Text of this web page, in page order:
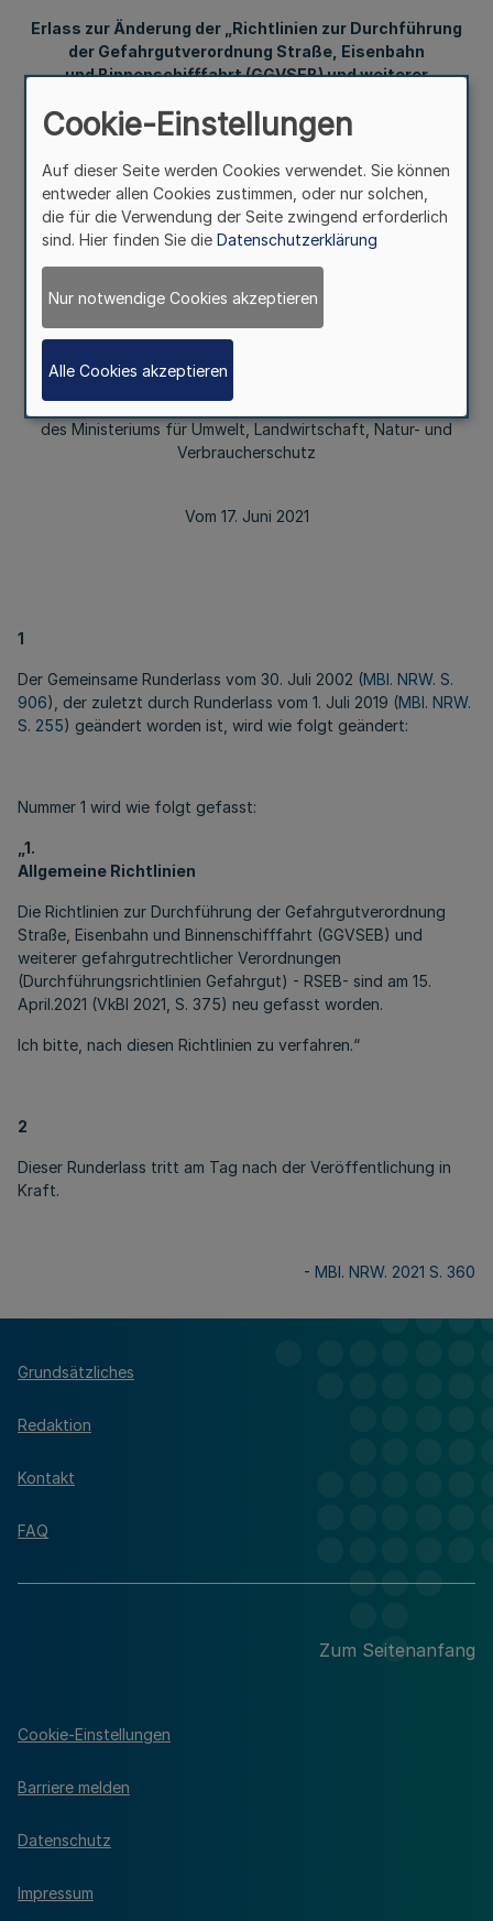
Erlass zur Änderung der „Richtlinien zur Durchführung
der Gefahrgutverordnung Straße, Eisenbahn
und Binnenschifffahrt (GGVSEB) und weiterer
(Durchführungsrichtlinien Gefahrgut - RSEB)“
Gemeinsamer Runderlass
des Ministeriums für Verkehr
und Energie
des Ministeriums des Inneren
des Ministeriums für Umwelt, Landwirtschaft, Natur- und
Verbraucherschutz
Vom 17. Juni 2021
1
Der Gemeinsame Runderlass vom 30. Juli 2002 (MBl. NRW. S.
906), der zuletzt durch Runderlass vom 1. Juli 2019 (MBl. NRW.
S. 255) geändert worden ist, wird wie folgt geändert:
Nummer 1 wird wie folgt gefasst:
„1.
Allgemeine Richtlinien
Die Richtlinien zur Durchführung der Gefahrgutverordnung
Straße, Eisenbahn und Binnenschifffahrt (GGVSEB) und
weiterer gefahrgutrechtlicher Verordnungen
(Durchführungsrichtlinien Gefahrgut) - RSEB- sind am 15.
April.2021 (VkBl 2021, S. 375) neu gefasst worden.
Ich bitte, nach diesen Richtlinien zu verfahren.“
2
Dieser Runderlass tritt am Tag nach der Veröffentlichung in
Kraft.
- MBl. NRW. 2021 S. 360
Grundsätzliches
Redaktion
Kontakt
FAQ
Zum Seitenanfang
Cookie-Einstellungen
Barriere melden
Datenschutz
Impressum
Cookie-Einstellungen
Auf dieser Seite werden Cookies verwendet. Sie können
entweder allen Cookies zustimmen, oder nur solchen,
die für die Verwendung der Seite zwingend erforderlich
sind. Hier finden Sie die Datenschutzerklärung
Nur notwendige Cookies akzeptieren
Alle Cookies akzeptieren